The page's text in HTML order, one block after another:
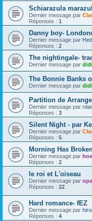
Schiarazula
Dernier message par
Réponses : 1
Danny boy-
Dernier message par
Réponses : 2
The nightingale-
Dernier message par
The Bonnie Banks
Dernier message par
Partition de
Dernier message par
Réponses : 3
Silent Night - par
Dernier message par
Réponses : 5
Morning Has
Dernier message par hoe
Réponses : 2
le roi et L'oiseau
Dernier message par
Réponses : 22
Hard romance- fEZ
Dernier message par
Réponses : 4